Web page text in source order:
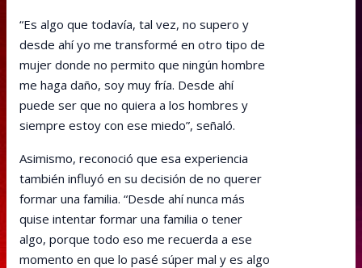
“Es algo que todavía, tal vez, no supero y
desde ahí yo me transformé en otro tipo de
mujer donde no permito que ningún hombre
me haga daño, soy muy fría. Desde ahí
puede ser que no quiera a los hombres y
siempre estoy con ese miedo”, señaló.
Asimismo, reconoció que esa experiencia
también influyó en su decisión de no querer
formar una familia. “Desde ahí nunca más
quise intentar formar una familia o tener
algo, porque todo eso me recuerda a ese
momento en que lo pasé súper mal y es algo